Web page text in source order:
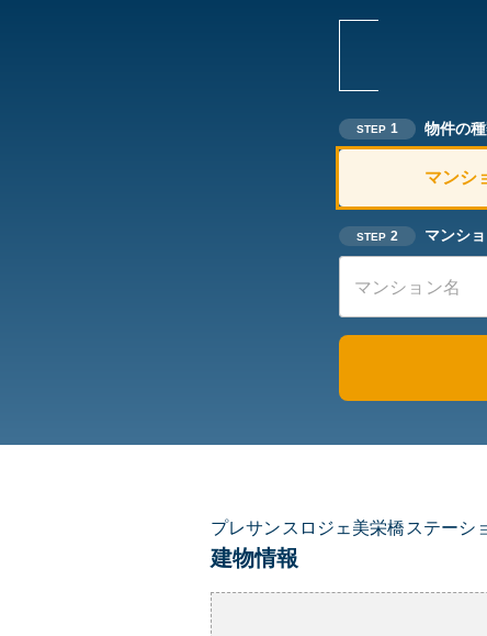
STEP 1 物件の
マンシ
STEP 2 マンシ
プレサンスロジェ美栄橋ステーシ
建物情報